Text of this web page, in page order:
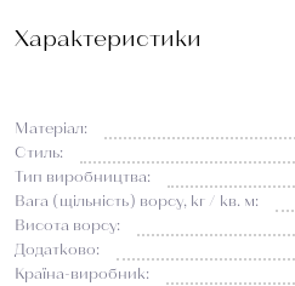
Характеристики
Матеріал:
Стиль:
Тип виробництва:
Вага (щільність) ворсу, кг / кв. м:
Висота ворсу:
Додатково:
Країна-виробник: